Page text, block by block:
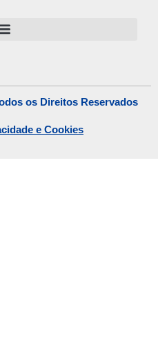
os Direitos Reservados
e Cookies